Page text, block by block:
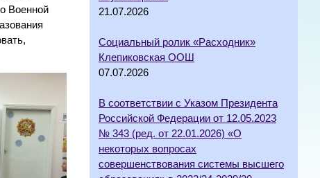
21.07.2026
Социальный ролик «Расходник»
Клепиковская ООШ
07.07.2026
В соответствии с Указом Президента
Российской Федерации от 12.05.2023
№ 343 (ред. от 22.01.2026) «О
некоторых вопросах
совершенствования системы высшего
Военной